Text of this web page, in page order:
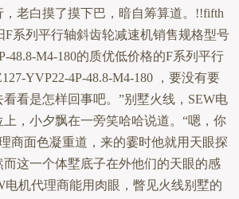
老白摸了摸下巴，暗自筹算道。!!fifth
F系列平行轴斜齿轮减速机销售规格型号
48.8-M4-180的质优低价格的F系列平行
YVP22-4P-48.8-M4-180 ，要没有要
看是怎样回事吧。”别墅火线，SEW电
，小夕飘在一旁笑哈哈说道。“嗯，你
商面色凝重道，来的霎时他就用天眼探
这一个体墅底子在外他们的天眼的感
电机代理商能用肉眼，瞥见火线别墅的